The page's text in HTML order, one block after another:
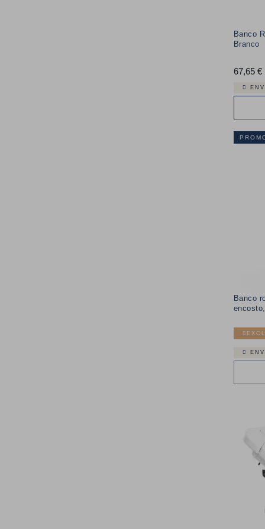
Banco
Branco
67,65 €
Banco